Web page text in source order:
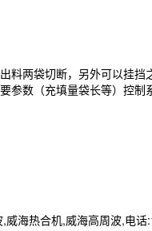
两袋切断，另外可以挂
数（充填量袋长等）控制
海热合机,威海高周波,电